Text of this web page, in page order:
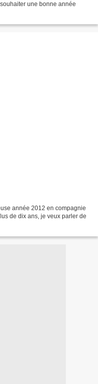
une bonne année
année 2012 en compagnie
de dix ans, je veux parler de